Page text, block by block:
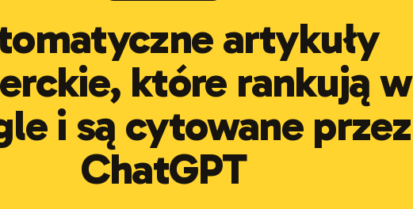
artykuły
które rankują w
i są cytowane przez
ChatGPT